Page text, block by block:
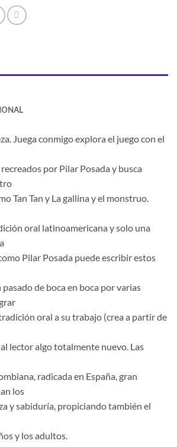
Juega conmigo explora el juego con el
por Pilar Posada y busca
Tan Tan y La gallina y el monstruo.
oral latinoamericana y solo una
Pilar Posada puede escribir estos
de boca en boca por varias
oral a su trabajo (crea a partir de
lector algo totalmente nuevo. Las
radicada en España, gran
los
y sabiduría, propiciando también el
y los adultos.